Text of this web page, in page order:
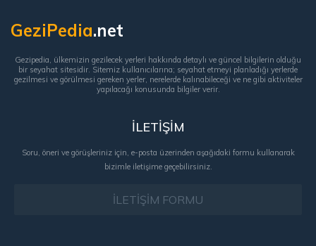
GeziPedia.net
Gezipedia, ülkemizin gezilecek yerleri hakkında detaylı ve güncel bilgilerin olduğu
bir seyahat sitesidir. Sitemiz kullanıcılarına; seyahat etmeyi planladığı yerlerde
gezilmesi ve görülmesi gereken yerler, nerelerde kalınabileceği ve ne gibi aktiviteler
yapılacağı konusunda bilgiler verir.
İLETİŞİM
Soru, öneri ve görüşleriniz için, e-posta üzerinden aşağıdaki formu kullanarak
bizimle iletişime geçebilirsiniz.
İLETİŞİM FORMU